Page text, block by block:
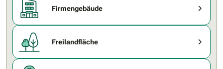
Firmengebäude
Freilandfläche